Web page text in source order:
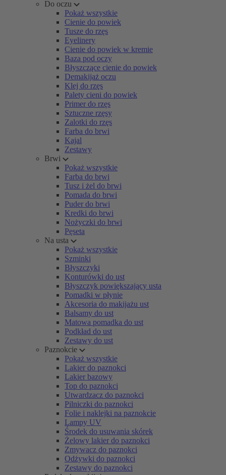
Do oczu
Pokaż wszystkie
Cienie do powiek
Tusze do rzęs
Eyelinery
Cienie do powiek w kremie
Baza pod oczy
Błyszczące cienie do powiek
Demakijaż oczu
Klej do rzęs
Palety cieni do powiek
Primer do rzęs
Sztuczne rzęsy
Zalotki do rzęs
Farba do brwi
Kajal
Zestawy
Brwi
Pokaż wszystkie
Farba do brwi
Tusz i żel do brwi
Pomada do brwi
Puder do brwi
Kredki do brwi
Nożyczki do brwi
Pęseta
Na usta
Pokaż wszystkie
Szminki
Błyszczyki
Konturówki do ust
Błyszczyk powiększający usta
Pomadki w płynie
Akcesoria do makijażu ust
Balsamy do ust
Matowa pomadka do ust
Podkład do ust
Zestawy do ust
Paznokcie
Pokaż wszystkie
Lakier do paznokci
Lakier bazowy
Top do paznokci
Utwardzacz do paznokci
Pilniczki do paznokci
Folie i naklejki na paznokcie
Lampy UV
Środek do usuwania skórek
Żelowy lakier do paznokci
Zmywacz do paznokci
Odżywki do paznokci
Zestawy do paznokci